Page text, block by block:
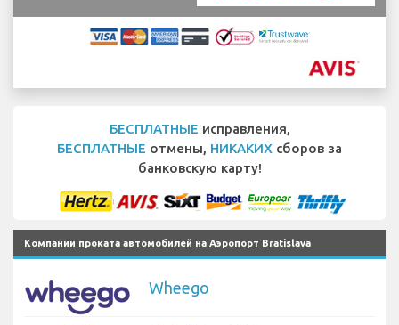
БЕСПЛАТНЫЕ исправления,
БЕСПЛАТНЫЕ отмены, НИКАКИХ сборов за
банковскую карту!
Компании проката автомобилей на Аэропорт Bratislava
Wheego